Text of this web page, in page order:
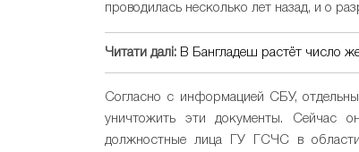
проводилась несколько лет назад, и о
Читати далі: В Бангладеш растёт число
Согласно с информацией СБУ,
уничтожить эти документы. Сейчас
должностные лица ГУ ГСЧС в области